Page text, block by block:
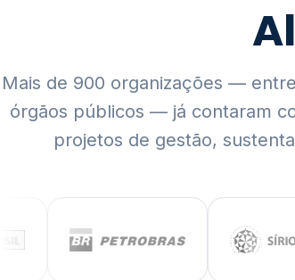
Mais de 900 organizações —
órgãos públicos — já contaram
projetos de gestão,